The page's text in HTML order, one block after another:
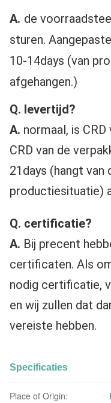
A. de
sturen.
10-14days (van
afgehangen.)
Q. levertijd?
A. normaal, is
CRD van de
21days (hangt van
productiesituatie)
Q. certificatie?
A. Bij precent
certificaten. Als
nodig certificatie,
en wij zullen dat
vereiste hebben.
Specificaties
Place of Origin: